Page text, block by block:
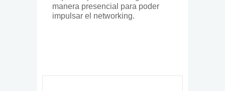
manera presencial para poder
impulsar el networking.